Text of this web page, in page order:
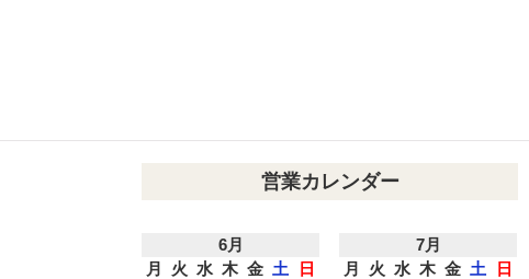
営業カレンダー
6月
月
火 水 木 金 土 日
7月
月
火 水 木 金 土 日